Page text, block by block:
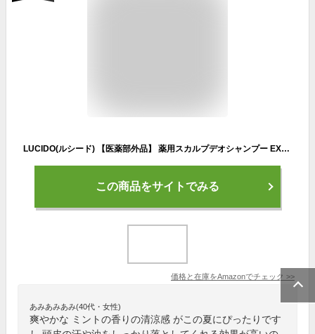
LUCIDO(ルシード) 【医薬部外品】 薬用スカルプデオシャンプー EXクールタイプ [ メンズ シャンプー スカルプケア ] 450ml
この商品をサイトでみる
価格と在庫をAmazonでチェック >>
あみあみあみ(40代・女性)
爽やかな ミントの香りの清涼感 がこの夏にぴったりです